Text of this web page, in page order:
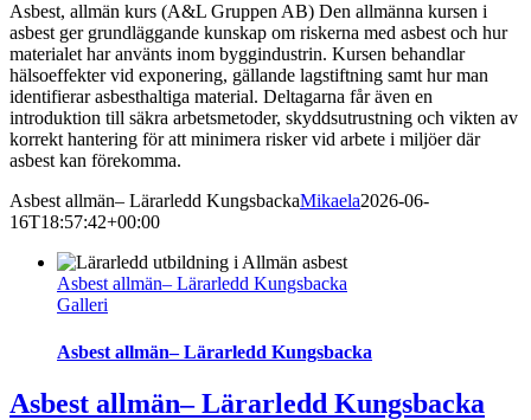
Asbest, allmän kurs (A&L Gruppen AB) Den allmänna kursen i
asbest ger grundläggande kunskap om riskerna med asbest och hur
materialet har använts inom byggindustrin. Kursen behandlar
hälsoeffekter vid exponering, gällande lagstiftning samt hur man
identifierar asbesthaltiga material. Deltagarna får även en
introduktion till säkra arbetsmetoder, skyddsutrustning och vikten av
korrekt hantering för att minimera risker vid arbete i miljöer där
asbest kan förekomma.
Asbest allmän– Lärarledd KungsbackaMikaela2026-06-
16T18:57:42+00:00
Asbest allmän– Lärarledd Kungsbacka
Galleri
Asbest allmän– Lärarledd Kungsbacka
Asbest allmän– Lärarledd Kungsbacka